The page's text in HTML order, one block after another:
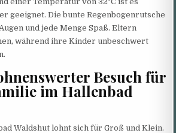
geeignet. Die bunte Regenbogenrutsche
und jede Menge Spaß. Eltern
während ihre Kinder unbeschwert
Besuch für
im Hallenbad
Waldshut lohnt sich für Groß und Klein.